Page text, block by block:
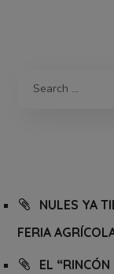
NULES YA
FERIA
EL